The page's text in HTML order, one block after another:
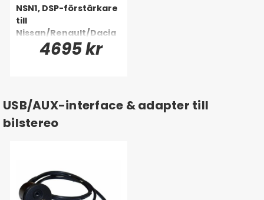
NSN1, DSP-förstärkare
till
Nissan/Renault/Dacia
m.fl. 2004-
4695 kr
USB/AUX-interface & adapter till
bilstereo